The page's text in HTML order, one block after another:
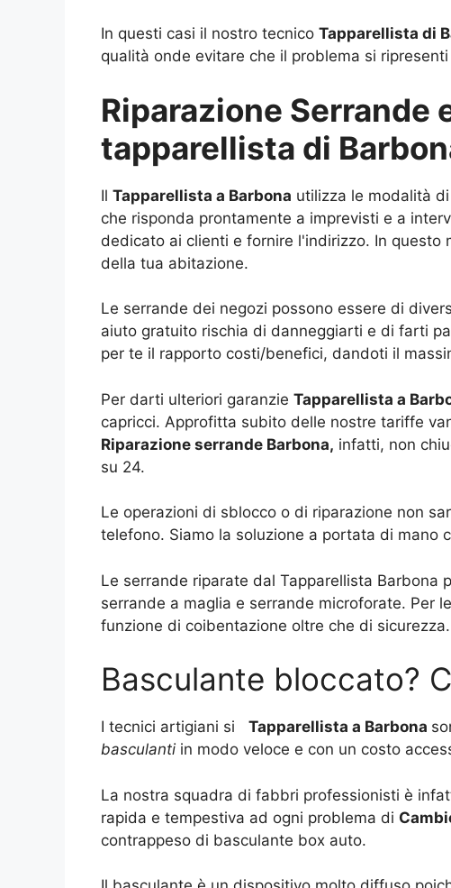
In questi casi il nostro tecnico Tapparellista di
qualità onde evitare che il problema si
Riparazione Serrande
tapparellista di
Il Tapparellista a Barbona utilizza le modalità
che risponda prontamente a imprevisti e a
dedicato ai clienti e fornire l'indirizzo. In
della tua abitazione.
Le serrande dei negozi possono essere di
aiuto gratuito rischia di danneggiarti e di farti
per te il rapporto costi/benefici, dandoti il
Per darti ulteriori garanzie Tapparellista a
capricci. Approfitta subito delle nostre tariffe
Riparazione serrande Barbona, infatti, non
su 24.
Le operazioni di sblocco o di riparazione non
telefono. Siamo la soluzione a portata di mano
Le serrande riparate dal Tapparellista Barbona
serrande a maglia e serrande microforate. Per
funzione di coibentazione oltre che di sicurezza.
Basculante bloccato?
I tecnici artigiani si Tapparellista a Barbona
basculanti in modo veloce e con un costo
La nostra squadra di fabbri professionisti è
rapida e tempestiva ad ogni problema di
contrappeso di basculante box auto.